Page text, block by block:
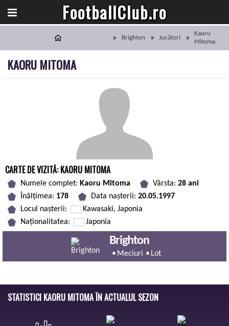
FootballClub.ro
Brighton Jucători
Kaoru
Mitoma
KAORU MITOMA
CARTE DE VIZITĂ: KAORU MITOMA
Numele complet: Kaoru Mitoma Vârsta: 28 ani
Înălțimea: 178 Data nașterii: 20.05.1997
Locul nașterii:
Kawasaki, Japonia
Naționalitatea:
Japonia
Brighton
Meciuri Lot
STATISTICI KAORU MITOMA ÎN ACTUALUL SEZON